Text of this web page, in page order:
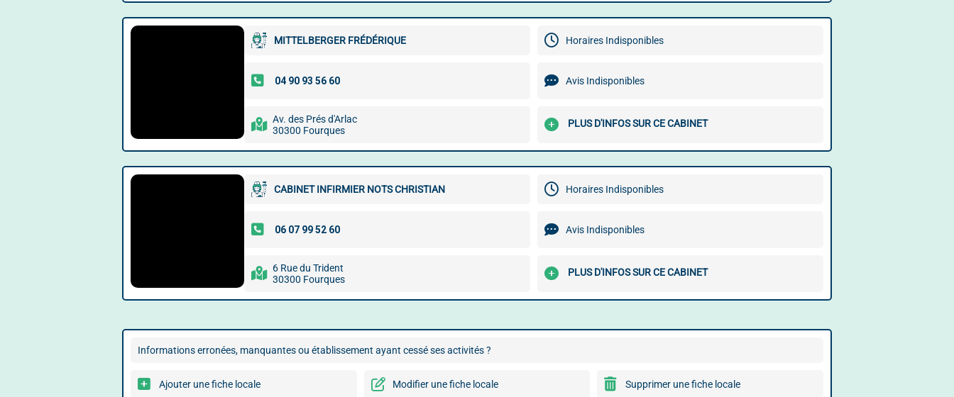
MITTELBERGER FRÉDÉRIQUE Horaires Indisponibles
Avis Indisponibles
Av. des Prés d'Arlac
30300 Fourques
PLUS D'INFOS SUR CE CABINET
CABINET INFIRMIER NOTS CHRISTIAN Horaires Indisponibles
Avis Indisponibles
6 Rue du Trident
30300 Fourques
PLUS D'INFOS SUR CE CABINET
Informations erronées, manquantes ou établissement ayant cessé ses activités ?
Ajouter une fiche locale Modifier une fiche locale Supprimer une fiche locale